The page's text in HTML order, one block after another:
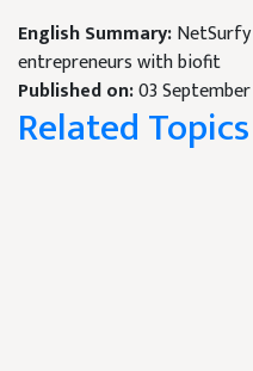
English Summary:
entrepreneurs with biofit
Published on:03
Related Topics